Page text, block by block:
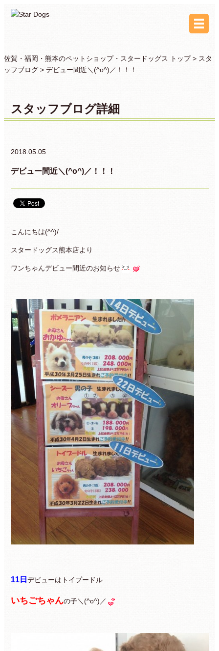
佐賀・福岡・熊本のペットショップ・スタードッグス トップ > スタ
ッフブログ > デビュー間近＼(^o^)／！！！
スタッフブログ詳細
2018.05.05
デビュー間近＼(^o^)／！！！
こんにちは(^^)/
スタードッグス熊本店より
ワンちゃんデビュー間近のお知らせ
11日 デビューはトイプードル
いちごちゃんの子＼(^o^)／